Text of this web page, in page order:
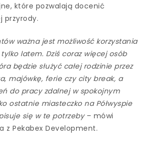
które pozwalają docenić
przyrody.
ważna jest możliwość korzystania
latem. Dziś coraz więcej osób
będzie służyć całej rodzinie przez
majówkę, ferie czy city break, a
do pracy zdalnej w spokojnym
ostatnie miasteczko na Półwyspie
się w te potrzeby– mówi
z Pekabex Development.